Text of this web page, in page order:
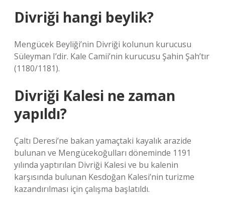
Divriği hangi beylik?
Mengücek Beyliği’nin Divriği kolunun kurucusu
Süleyman I’dir. Kale Camii’nin kurucusu Şahin Şah’tır
(1180/1181).
Divriği Kalesi ne zaman
yapıldı?
Çaltı Deresi’ne bakan yamaçtaki kayalık arazide
bulunan ve Mengücekoğulları döneminde 1191
yılında yaptırılan Divriği Kalesi ve bu kalenin
karşısında bulunan Kesdoğan Kalesi’nin turizme
kazandırılması için çalışma başlatıldı.